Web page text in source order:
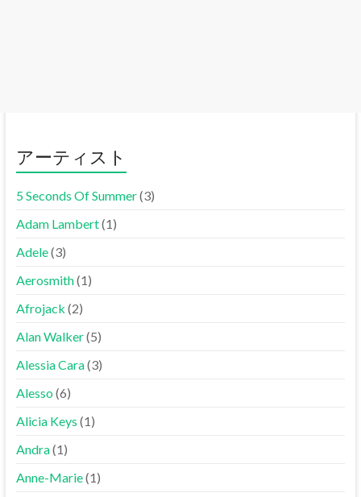
アーティスト
5 Seconds Of Summer(3)
Adam Lambert(1)
Adele(3)
Aerosmith(1)
Afrojack (2)
Alan Walker(5)
Alessia Cara(3)
Alesso(6)
Alicia Keys (1)
Andra(1)
Anne-Marie(1)